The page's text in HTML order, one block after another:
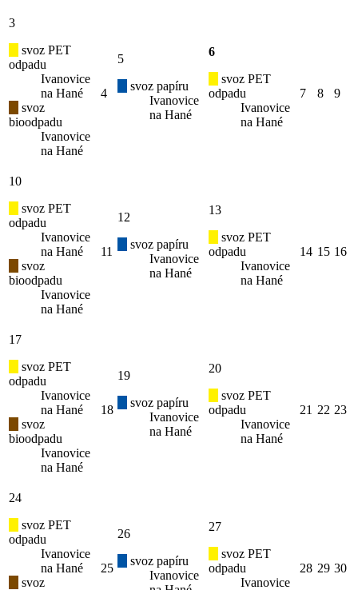
3
svoz PET
odpadu
Ivanovice
na Hané
svoz
bioodpadu
Ivanovice
na Hané
4
5
svoz papíru
Ivanovice
na Hané
6
svoz PET
odpadu
Ivanovice
na Hané
7 8 9
10
svoz PET
odpadu
Ivanovice
na Hané
svoz
bioodpadu
Ivanovice
na Hané
11
12
svoz papíru
Ivanovice
na Hané
13
svoz PET
odpadu
Ivanovice
na Hané
14 15 16
17
svoz PET
odpadu
Ivanovice
na Hané
svoz
bioodpadu
Ivanovice
na Hané
18
19
svoz papíru
Ivanovice
na Hané
20
svoz PET
odpadu
Ivanovice
na Hané
21 22 23
24
svoz PET
odpadu
Ivanovice
na Hané
svoz
25
26
svoz papíru
Ivanovice
27
svoz PET
odpadu
Ivanovice
28 29 30